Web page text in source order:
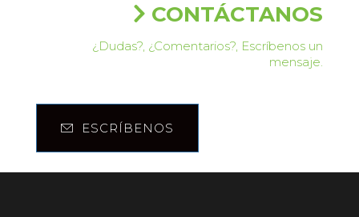
CONTÁCTANOS
¿Dudas?, ¿Comentarios?, Escríbenos un
mensaje.
ESCRÍBENOS